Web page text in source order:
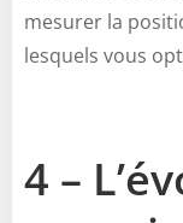
mesurer la
lesquels vous
4 –